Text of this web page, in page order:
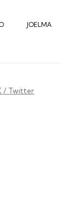
JOELMA
/ Twitter